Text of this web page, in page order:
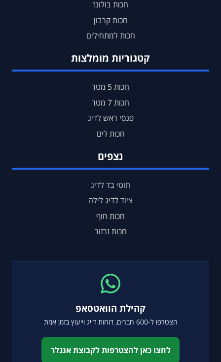
קהילת הוואטסאפ
הצטרפו ל-600 חברים, דוחות דייג וייעוץ בזמן אמת
לחצו כאן להצטרפות לקבוצת אנגלר
חכות בולונז
חכות קרבון
חכות למתחילים
קטגוריות מומלצות
חכות 5 מטר
חכות 7 מטר
פנסי ראש לדיג
חכות לים
נצפים
חוטי בד לדיג
ציוד לדיג לילה
חכות חוף
חכות זרזור